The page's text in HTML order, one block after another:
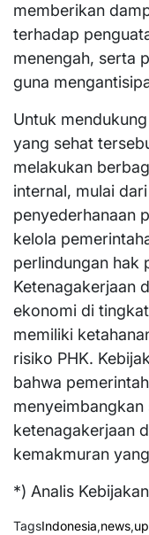
memberikan
terhadap
menengah, serta
guna
​Untuk
yang sehat
melakukan
internal, mulai
penyederhanaan
kelola
perlindungan hak
Ketenagakerjaan
ekonomi di
memiliki
risiko PHK.
bahwa
ketenagakerjaan
kemakmuran
*) Analis
TagsIndonesia,news,